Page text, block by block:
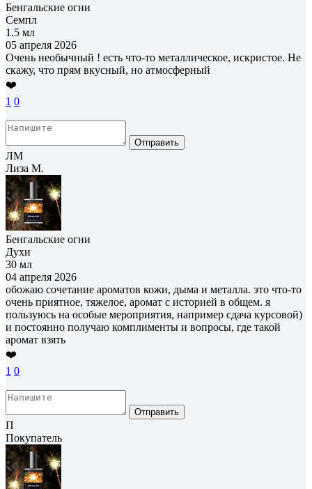
Бенгальские огни
Семпл
1.5 мл
05 апреля 2026
Очень необычный ! есть что-то металлическое, искристое. Не
скажу, что прям вкусный, но атмосферный
❤️
1 0
Отправить
ЛМ
Лиза М.
Бенгальские огни
Духи
30 мл
04 апреля 2026
обожаю сочетание ароматов кожи, дыма и металла. это что-то
очень приятное, тяжелое, аромат с историей в общем. я
пользуюсь на особые мероприятия, например сдача курсовой)
и постоянно получаю комплименты и вопросы, где такой
аромат взять
❤️
1 0
Отправить
П
Покупатель